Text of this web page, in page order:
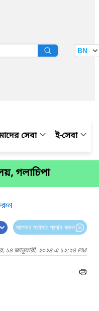
BN
সেবা ই-সেবা
গলাচিপা
আপনার মতামত প্রদান করুন
১৪ জানুয়ারী, ২০২৪ এ ১২:২৪ PM